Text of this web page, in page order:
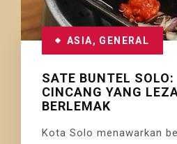
ASIA, GENERAL
SATE BUNTEL
CINCANG YANG
BERLEMAK
Kota Solo menawarkan